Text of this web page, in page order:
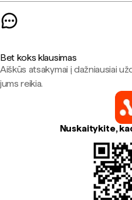
Bet koks klausimas
Aiškūs atsakymai į dažniausiai
jums reikia.
Nuskaitykite,